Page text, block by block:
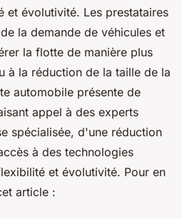
et évolutivité. Les prestataires
la demande de véhicules et
la flotte de manière plus
à la réduction de la taille de la
automobile présente de
appel à des experts
spécialisée, d'une réduction
à des technologies
et évolutivité. Pour en
article :